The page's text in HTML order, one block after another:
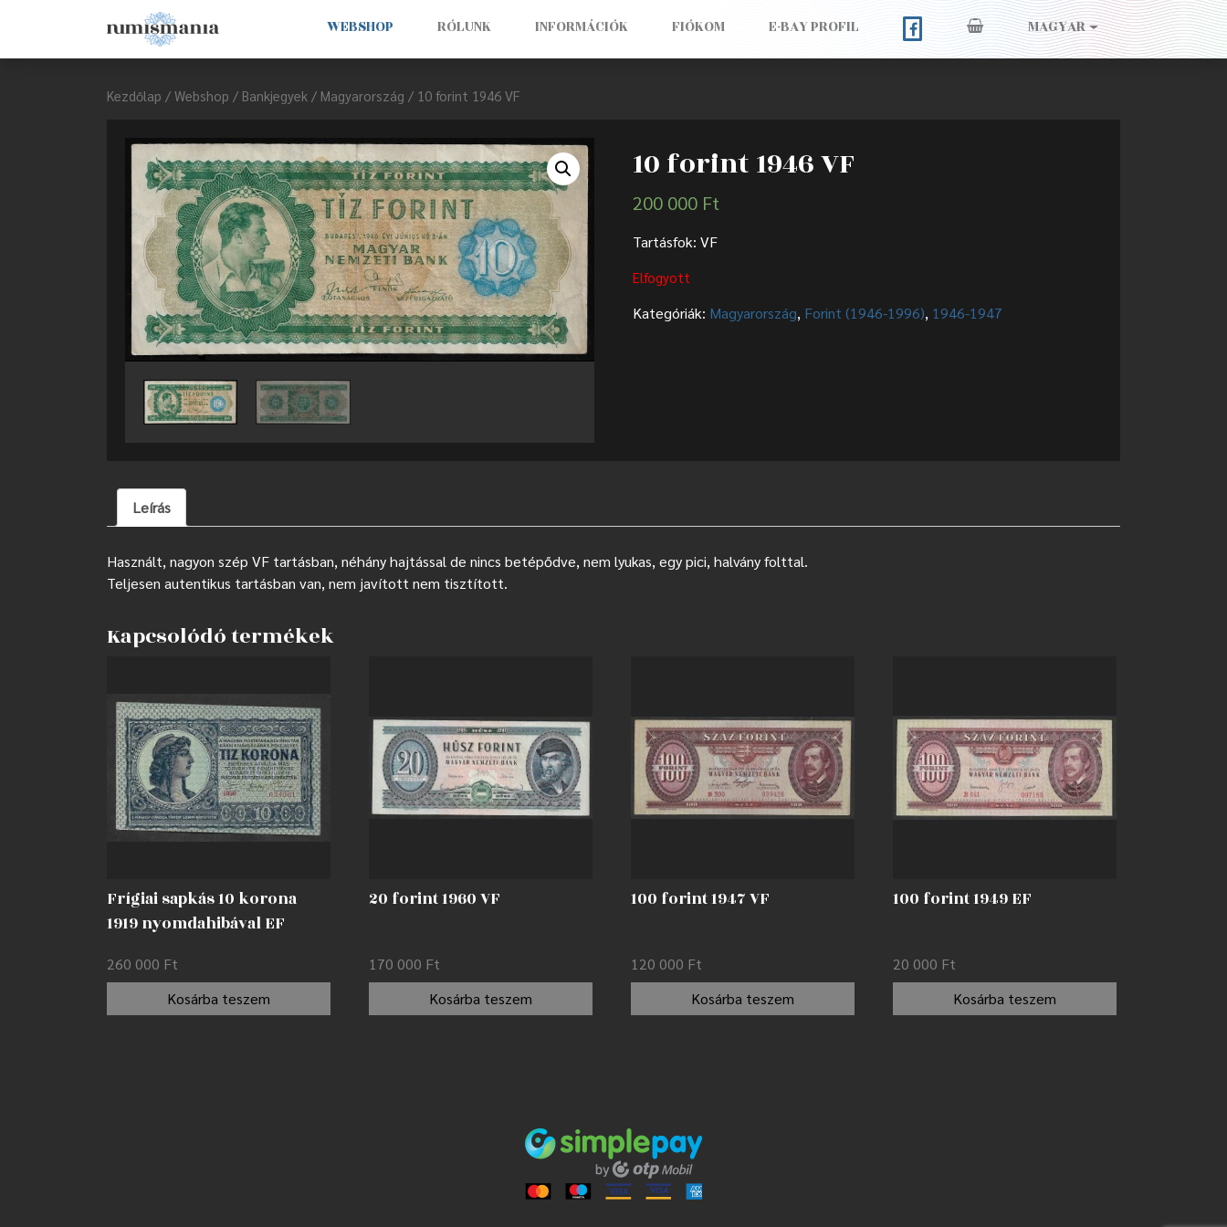
WEBSHOP RÓLUNK INFORMÁCIÓK FIÓKOM E-BAY PROFIL MAGYAR
Kezdőlap / Webshop / Bankjegyek / Magyarország / 10 forint 1946 VF
10 forint 1946 VF
200 000 Ft
Tartásfok: VF
Elfogyott
Kategóriák: Magyarország, Forint (1946-1996), 1946-1947
Leírás
Használt, nagyon szép VF tartásban, néhány hajtással de nincs betépődve, nem lyukas, egy pici, halvány folttal.
Teljesen autentikus tartásban van, nem javított nem tisztított.
Kapcsolódó termékek
Frígiai sapkás 10 korona
1919 nyomdahibával EF
260 000 Ft
Kosárba teszem
20 forint 1960 VF
170 000 Ft
Kosárba teszem
100 forint 1947 VF
120 000 Ft
Kosárba teszem
100 forint 1949 EF
20 000 Ft
Kosárba teszem